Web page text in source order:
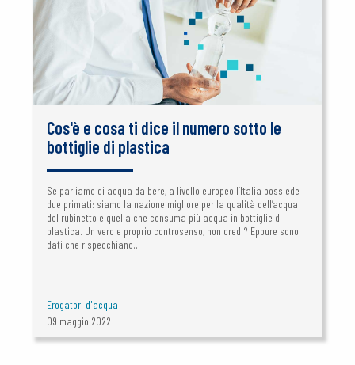
Cos'è e cosa ti dice il numero sotto le
bottiglie di plastica
Se parliamo di acqua da bere, a livello europeo l’Italia possiede
due primati: siamo la nazione migliore per la qualità dell’acqua
del rubinetto e quella che consuma più acqua in bottiglie di
plastica. Un vero e proprio controsenso, non credi? Eppure sono
dati che rispecchiano...
Erogatori d'acqua
09 maggio 2022